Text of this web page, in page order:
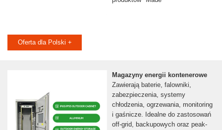
Oferta dla Polski +
Magazyny energii kontenerowe
Zawierają baterie, falowniki,
zabezpieczenia, systemy
chłodzenia, ogrzewania, monitoring
i gaśnicze. Idealne do zastosowań
off-grid, backupowych oraz peak-